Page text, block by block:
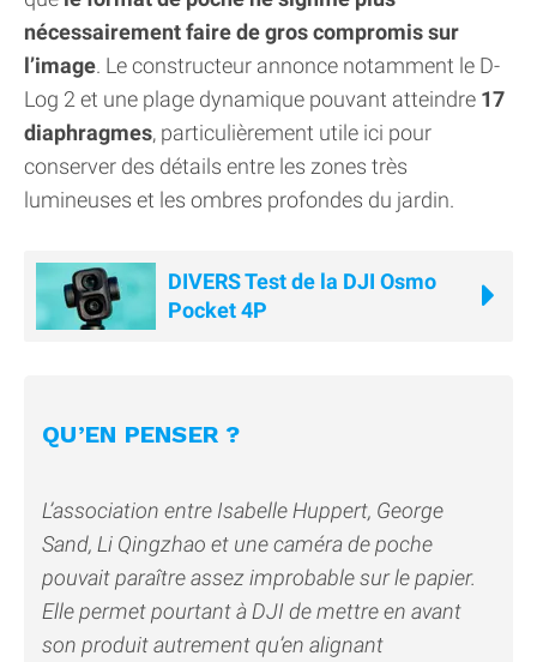
nécessairement faire de gros compromis sur
l’image. Le constructeur annonce notamment le D-
Log 2 et une plage dynamique pouvant atteindre 17
diaphragmes, particulièrement utile ici pour
conserver des détails entre les zones très
lumineuses et les ombres profondes du jardin.
DIVERS Test de la DJI Osmo
Pocket 4P
QU’EN PENSER ?
L’association entre Isabelle Huppert, George
Sand, Li Qingzhao et une caméra de poche
pouvait paraître assez improbable sur le papier.
Elle permet pourtant à DJI de mettre en avant
son produit autrement qu’en alignant